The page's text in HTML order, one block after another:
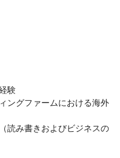
験
ングファームにおける海外
読み書きおよびビジネスの